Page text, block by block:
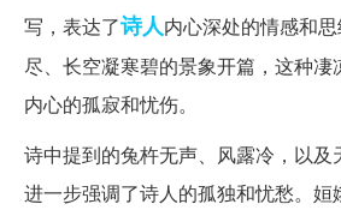
写，表达了诗人内心深处的情感和
尽、长空凝寒碧的景象开篇，这种凄
内心的孤寂和忧伤。
诗中提到的兔杵无声、风露冷，以及
进一步强调了诗人的孤独和忧愁。姮